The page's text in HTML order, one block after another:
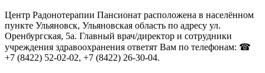
Центр Радонотерапии Пансионат расположена в населённом
пункте Ульяновск, Ульяновская область по адресу ул.
Оренбургская, 5а. Главный врач/директор и сотрудники
учреждения здравоохранения ответят Вам по телефонам: ☎
+7 (8422) 52-02-02, +7 (8422) 26-30-04.